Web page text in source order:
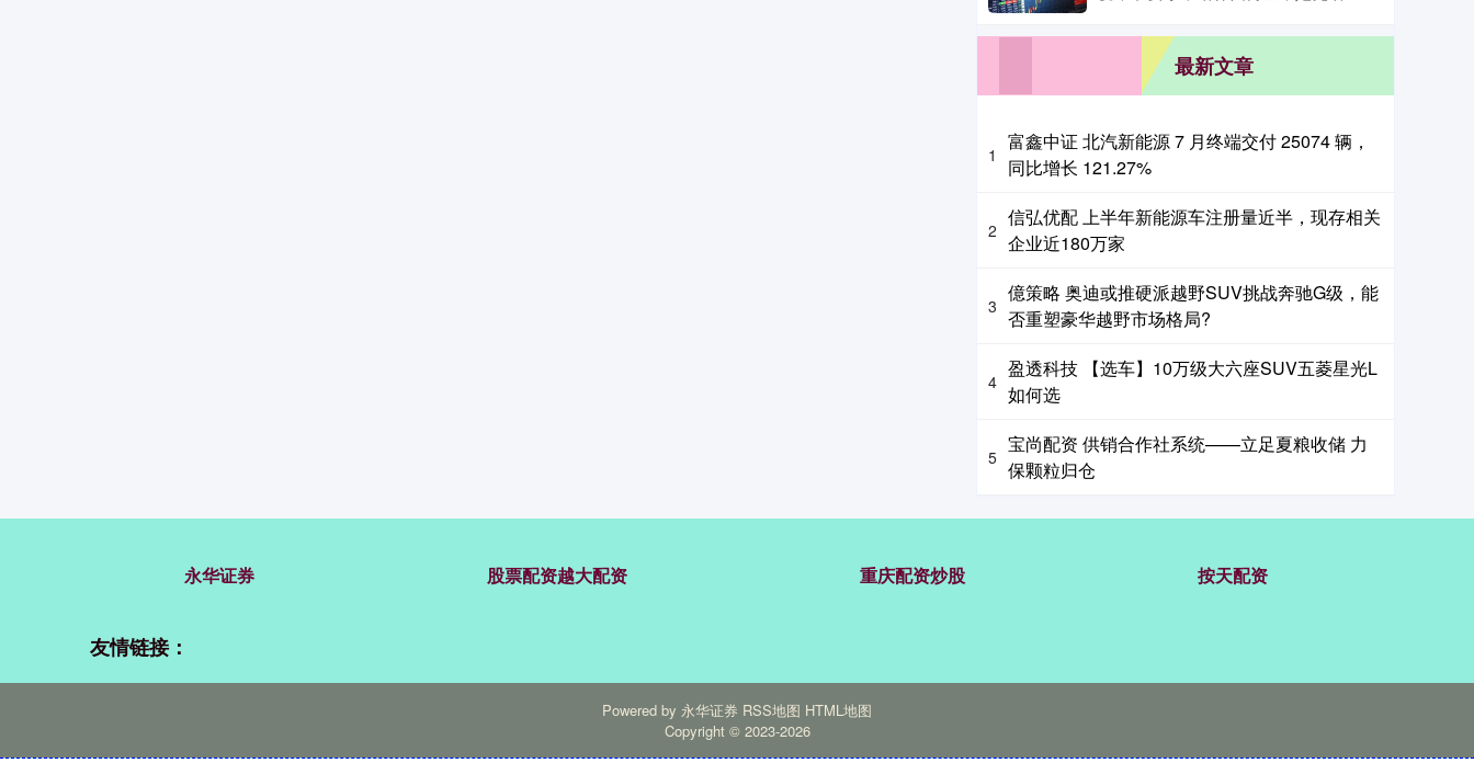
最新文章
1
富鑫中证 北汽新能源 7 月终端交付 25074 辆，
同比增长 121.27%
2
信弘优配 上半年新能源车注册量近半，现存相关
企业近180万家
3
億策略 奥迪或推硬派越野SUV挑战奔驰G级，能
否重塑豪华越野市场格局?
4
盈透科技 【选车】10万级大六座SUV五菱星光L
如何选
5
宝尚配资 供销合作社系统——立足夏粮收储 力
保颗粒归仓
永华证券 股票配资越大配资 重庆配资炒股 按天配资
友情链接：
Powered by 永华证券 RSS地图 HTML地图
Copyright © 2023-2026